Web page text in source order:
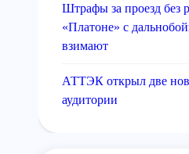
Штрафы за проезд без
«Платоне» с
взимают
АТТЭК открыл две
аудитории